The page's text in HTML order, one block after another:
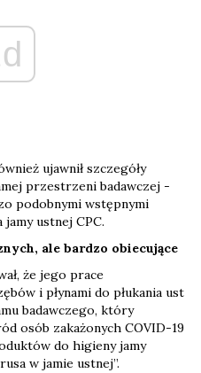
ujawnił szczegóły
przestrzeni badawczej -
podobnymi wstępnymi
jamy ustnej CPC.
ale bardzo obiecujące
że jego prace
i płynami do płukania ust
badawczego, który
osób zakażonych COVID-19
do higieny jamy
w jamie ustnej”.